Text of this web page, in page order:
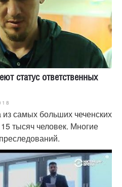
статус ответственных
самых больших чеченских
тысяч человек. Многие